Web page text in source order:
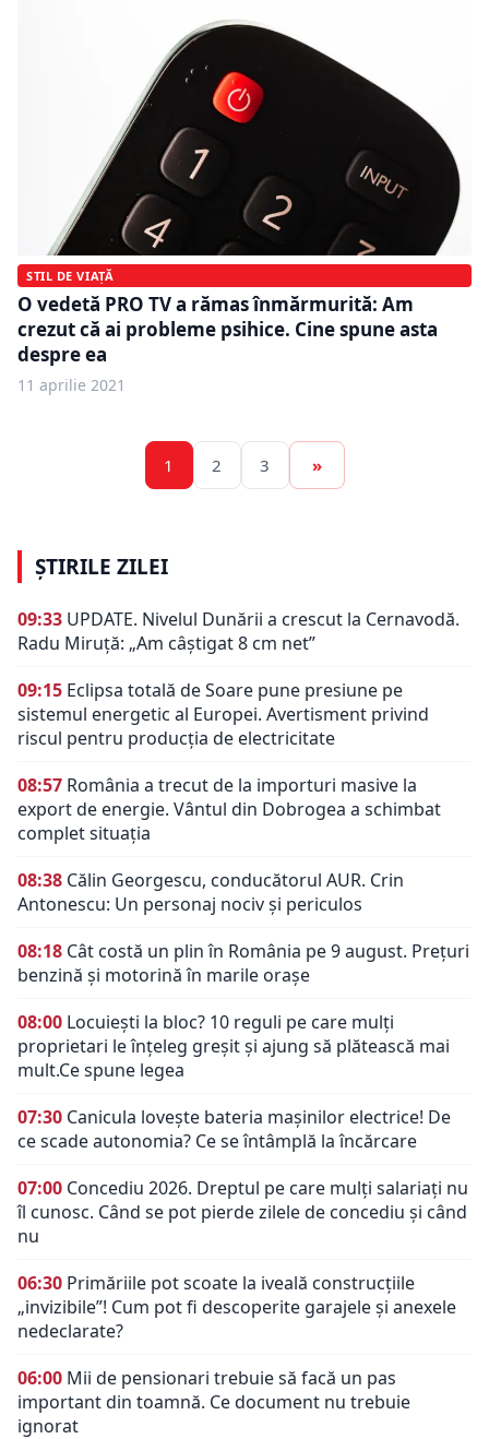
STIL DE VIAȚĂ
O vedetă PRO TV a rămas înmărmurită: Am
crezut că ai probleme psihice. Cine spune asta
despre ea
11 aprilie 2021
1 2 3 »
ȘTIRILE ZILEI
09:33 UPDATE. Nivelul Dunării a crescut la Cernavodă.
Radu Miruță: „Am câștigat 8 cm net”
09:15 Eclipsa totală de Soare pune presiune pe
sistemul energetic al Europei. Avertisment privind
riscul pentru producția de electricitate
08:57 România a trecut de la importuri masive la
export de energie. Vântul din Dobrogea a schimbat
complet situația
08:38 Călin Georgescu, conducătorul AUR. Crin
Antonescu: Un personaj nociv şi periculos
08:18 Cât costă un plin în România pe 9 august. Prețuri
benzină și motorină în marile orașe
08:00 Locuiești la bloc? 10 reguli pe care mulți
proprietari le înțeleg greșit și ajung să plătească mai
mult.Ce spune legea
07:30 Canicula lovește bateria mașinilor electrice! De
ce scade autonomia? Ce se întâmplă la încărcare
07:00 Concediu 2026. Dreptul pe care mulți salariați nu
îl cunosc. Când se pot pierde zilele de concediu și când
nu
06:30 Primăriile pot scoate la iveală construcțiile
„invizibile”! Cum pot fi descoperite garajele și anexele
nedeclarate?
06:00 Mii de pensionari trebuie să facă un pas
important din toamnă. Ce document nu trebuie
ignorat